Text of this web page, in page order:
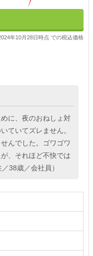
年10月28日時点 での税込価格
に、夜のおねしょ対
ていてズレません。
んでした。ゴワゴワ
、それほど不快では
38歳／会社員）